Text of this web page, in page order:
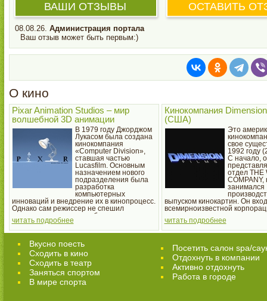
ВАШИ ОТЗЫВЫ
ОСТАВИТЬ
08.08.26. Администрация портала
Ваш отзыв может быть первым:)
О кино
Pixar Animation Studios – мир
волшебной 3D анимации
В 1979 году Джорджом
Лукасом была создана
кинокомпания
«Computer Division»,
ставшая частью
Lucasfilm. Основным
назначением нового
подразделения была
разработка
компьютерных
инноваций и внедрение их в кинопроцесс.
Однако сам режиссер не спешил
использовать эти разработки при
создании своих фильмов.
читать подробнее
Кинокомпания
(США)
Это
свое
1992 году
С начало,
отдел THE
COMPANY,
занимался
выпуском кинокартин. Он
всемирноизвестной
читать подробнее
Вкусно поесть
Сходить в кино
Cходить в театр
Заняться спортом
В мире спорта
Посетить салон spa/
Отдохнуть в компании
Активно отдохнуть
Работа в городе